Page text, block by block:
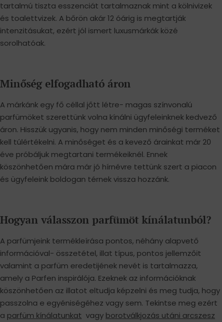
tartalmú tiszta esszenciát tartalmaznak mint a kölnivizek
és toalettvizek. A bőrön akár 12 óárig is megtartják
intenzitásukat, ezért jól ismert luxusmárkák közé
sorolhatóak.
Minőség elfogadható áron
A márkánk egy fő céllal jőtt létre- magas színvonalú
parfümöket szerettünk volna kínálni ügyfeleinknek kedvező
áron. Hisszük ugyanis, hogy nem minden minőségi terméket
kell túlértékelni. A minőséget és a kevező árainkat már 20
éve próbáljuk megtartani termékeiknél. Ennek
köszönhetően mára már jó hírnévre tettünk szert a piacon
és ügyfeleink boldogan térnek vissza hozzánk.
Hogyan válasszon parfümöt kínálatunból?
A parfümjeink termékleírása pontos, néhány alapvető
információval- összetétel, illat típus, pontos jellemzőit
valamint a parfüm eredetijének nevét is tartalmazza,
amely a Parfen inspirálója. Ezeknek az információknak
köszönhetően az illatot eltudja képzelni és meg tudja, hogy
passzolna e egyéniségéhez vagy sem. Tekintse meg ezért
a parfüm kínálatunkat vagy borotválkjozás utáni arcszesz